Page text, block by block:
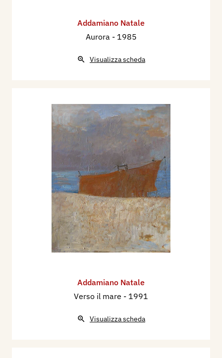
Addamiano Natale
Aurora - 1985
Visualizza scheda
Addamiano Natale
Verso il mare - 1991
Visualizza scheda